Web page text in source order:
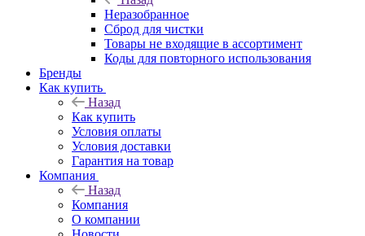
Неразобранное
Сброд для чистки
Товары не входящие в ассортимент
Коды для повторного использования
Бренды
Как купить
Назад
Как купить
Условия оплаты
Условия доставки
Гарантия на товар
Компания
Назад
Компания
О компании